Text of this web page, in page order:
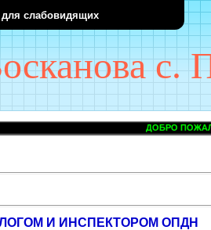
слабовидящих
с.
ДОБРО ПОЖАЛОВАТЬ НА САЙТ
И ИНСПЕКТОРОМ ОПДН